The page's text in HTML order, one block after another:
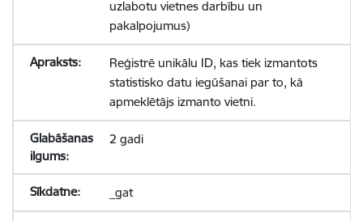
uzlabotu vietnes darbību un
pakalpojumus)
Reģistrē unikālu ID, kas tiek izmantots
statistisko datu iegūšanai par to, kā
apmeklētājs izmanto vietni.
2 gadi
_gat